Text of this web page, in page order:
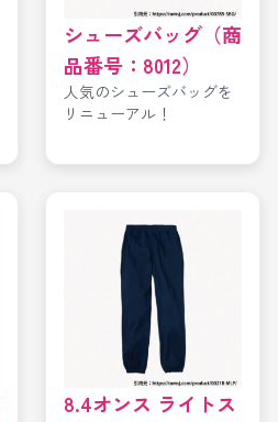
シューズバッグ（商
品番号：8012）
人気のシューズバッグを
リニューアル！
8.4オンス ライトス